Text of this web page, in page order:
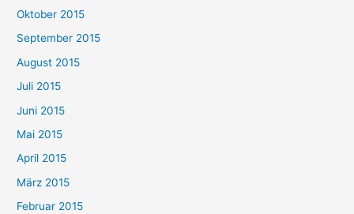
Oktober 2015
September 2015
August 2015
Juli 2015
Juni 2015
Mai 2015
April 2015
März 2015
Februar 2015